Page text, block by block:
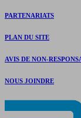
PARTENARIATS
PLAN DU SITE
AVIS DE NON-
NOUS JOINDRE